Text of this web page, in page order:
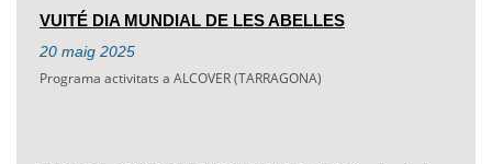
VUITÉ DIA MUNDIAL DE LES ABELLES
20 maig 2025
Programa activitats a ALCOVER (TARRAGONA)